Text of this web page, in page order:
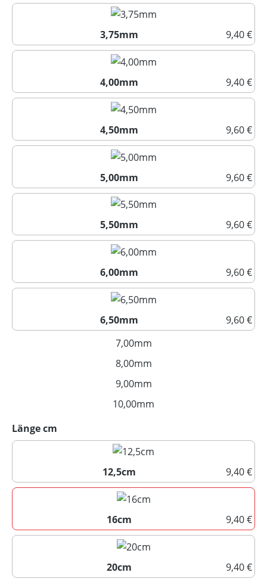
3,50mm
3,75mm
9,40 €
3,75mm
4,00mm
9,40 €
4,00mm
4,50mm
9,60 €
4,50mm
5,00mm
9,60 €
5,00mm
5,50mm
9,60 €
5,50mm
6,00mm
9,60 €
6,00mm
6,50mm
9,60 €
6,50mm
7,00mm(Diese Option ist zurzeit
8,00mm(Diese Option ist zurzeit
9,00mm(Diese Option ist zurzeit
10,00mm
Länge cm
12,5cm
9,40 €
12,5cm
16cm
9,40 €
16cm
20cm
9,40 €